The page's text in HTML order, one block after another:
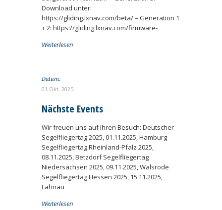
Download unter:
https://gliding.lxnav.com/beta/ – Generation 1
+ 2: https://gliding.lxnav.com/firmware-
Weiterlesen
Datum:
01 Okt. 2025
Nächste Events
Wir freuen uns auf Ihren Besuch: Deutscher
Segelfliegertag 2025, 01.11.2025, Hamburg
Segelfliegertag Rheinland-Pfalz 2025,
08.11.2025, Betzdorf Segelfliegertag
Niedersachsen 2025, 09.11.2025, Walsrode
Segelfliegertag Hessen 2025, 15.11.2025,
Lahnau
Weiterlesen